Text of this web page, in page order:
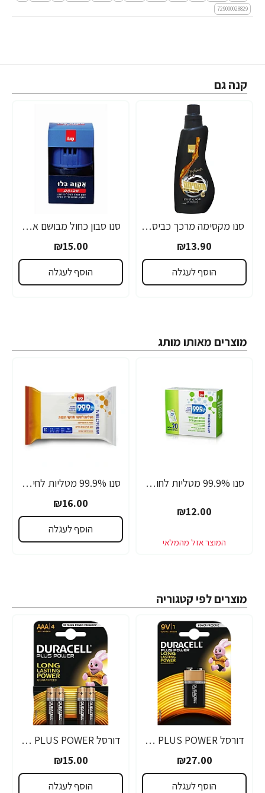
729000028829
קנה גם
סנו מקסימה מרכך כביסה הבושם לבגד פרפיום קריסטל נואר - 750 מ"ל
₪13.90
הוסף לעגלה
סנו סבון כחול מבושם אקווה בלו לניקוי האסלה 100 גרם
₪15.00
הוסף לעגלה
מוצרים מאותו מותג
סנו 99.9% מטליות לחות אישיות לחיטוי משטחים ואביזרים - 20 מגבונים
₪12.00
סנו 99.9% מטליות לחיטוי ולניקוי רצפות - 10 יחידות
₪16.00
הוסף לעגלה
מוצרים לפי קטגוריה
דורסל PLUS POWER סוללות 9V אריזת 1 יחידות - מבית Duracell
₪27.00
הוסף לעגלה
דורסל PLUS POWER סוללות AAA אריזת 4 יחידות - מבית Duracell
₪15.00
הוסף לעגלה